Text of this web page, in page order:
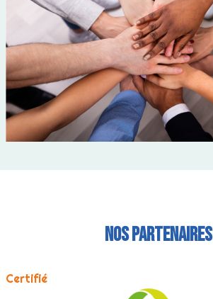
Nos partenaires
Certifié